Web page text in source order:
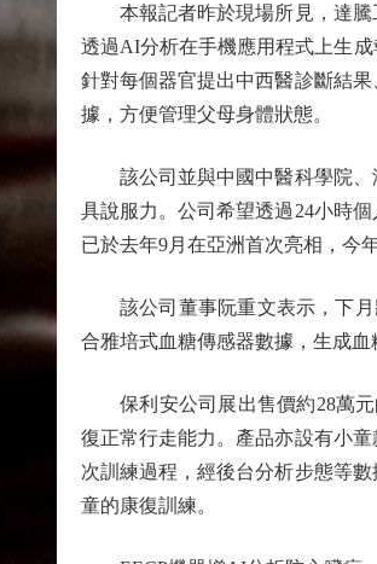
本報記者昨於現場所見，達騰
透過AI分析在手機應用程式上生
針對每個器官提出中西醫診斷結
據，方便管理父母身體狀態。
該公司並與中國中醫科學院、
具說服力。公司希望透過24小時
已於去年9月在亞洲首次亮相，今
該公司董事阮重文表示，下月
合雅培式血糖傳感器數據，生成
保利安公司展出售價約28萬元
復正常行走能力。產品亦設有小
次訓練過程，經後台分析步態等
童的康復訓練。